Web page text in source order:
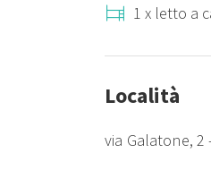
1 x letto a
Località
via Galatone, 2